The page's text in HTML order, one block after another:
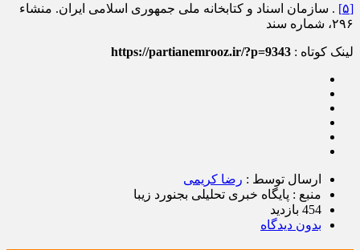
[۵]
. سازمان اسناد و کتابخانه ملی جمهوری اسلامی ایران. منشاء
۲۹۶، شماره سند
لینک کوتاه : https://partianemrooz.ir/?p=9343
ارسال توسط : رضا کریمی
منبع : پایگاه خبری تحلیلی بجنورد زیبا
454 بازدید
بدون دیدگاه